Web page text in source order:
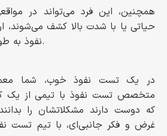
همچنین، این فرد می‌تواند در
حیاتی یا با شدت بالا کشف می‌شوند،
نفوذ به طور تصاعدی تسهیل کند.
متخصص تست نفوذ با تیمی از یک
که دوست دارند مشکلاتشان را
غرض و فکر جانبی‌ای، با تیم تست